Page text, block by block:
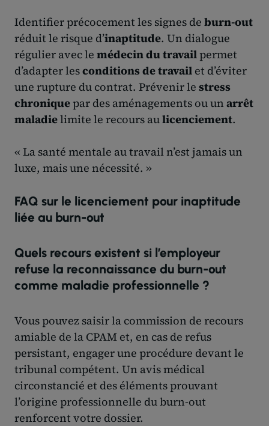
Identifier précocement les signes de burn-out
réduit le risque d’inaptitude. Un dialogue
régulier avec le médecin du travail permet
d’adapter lesconditions de travail et d’éviter
une rupture du contrat. Prévenir le stress
chronique par des aménagements ou un arrêt
maladielimite le recours aulicenciement.
« La santé mentale au travail n’est jamais un
luxe, mais une nécessité. »
FAQ sur le licenciement pour inaptitude
liée au burn-out
Quels recours existent si l’employeur
refuse la reconnaissance du burn-out
comme maladie professionnelle ?
Vous pouvez saisir la commission de recours
amiable de la CPAM et, en cas de refus
persistant, engager une procédure devant le
tribunal compétent. Un avis médical
circonstancié et des éléments prouvant
l’origine professionnelle du burn-out
renforcent votre dossier.